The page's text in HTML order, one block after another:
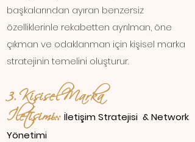
başkalarından ayıran benzersiz
özelliklerinle rekabetten ayrılman, öne
çıkman ve odaklanman için kişisel marka
stratejinin temelini oluşturur.
3. Kişisel Marka
İletişimi:: İletişim Stratejisi & Network
Yönetimi